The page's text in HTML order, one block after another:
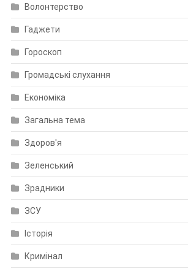
Волонтерство
Гаджети
Гороскоп
Громадські слухання
Економіка
Загальна тема
Здоров'я
Зеленський
Зрадники
ЗСУ
Історія
Кримінал